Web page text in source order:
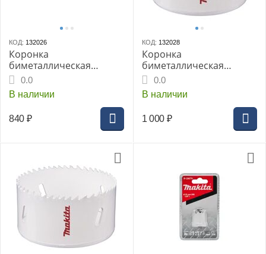
КОД: 132026
Коронка
биметаллическая
MAKITA BI-M 65мм (D-
24882)
0.0
В наличии
840 ₽
КОД: 132028
Коронка
биметаллическая
MAKITA BI-M 76мм (D-
17114)
0.0
В наличии
1 000 ₽